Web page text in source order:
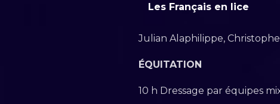
Les Français en lice
Julian Alaphilippe,
ÉQUITATION
10 h Dressage par équipes